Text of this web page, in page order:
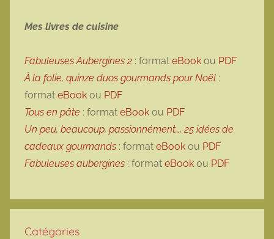
Mes livres de cuisine
Fabuleuses Aubergines 2 : format eBook ou PDF
À la folie, quinze duos gourmands pour Noël :
format eBook ou PDF
Tous en pâte : format eBook ou PDF
Un peu, beaucoup, passionnément…, 25 idées de
cadeaux gourmands : format eBook ou PDF
Fabuleuses aubergines : format eBook ou PDF
Catégories